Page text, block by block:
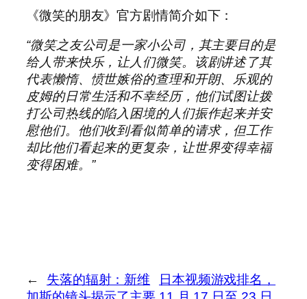
《微笑的朋友》官方剧情简介如下：
“微笑之友公司是一家小公司，其主要目的是
给人带来快乐，让人们微笑。该剧讲述了其
代表懒惰、愤世嫉俗的查理和开朗、乐观的
皮姆的日常生活和不幸经历，他们试图让拨
打公司热线的陷入困境的人们振作起来并安
慰他们。他们收到看似简单的请求，但工作
却比他们看起来的更复杂，让世界变得幸福
变得困难。”
←
失落的辐射：新维
日本视频游戏排名，